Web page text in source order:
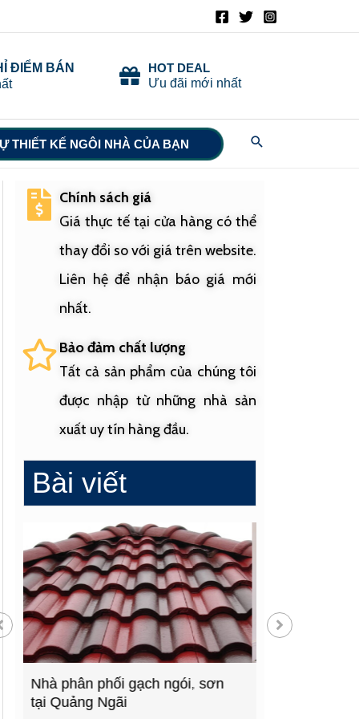
ĐIỂM BÁN
HOT DEAL
Ưu đãi mới nhất
THIẾT KẾ NGÔI NHÀ CỦA BẠN Search
Chính sách giá
Giá thực tế tại cửa hàng có thể
thay đổi so với giá trên website.
Liên hệ để nhận báo giá mới
nhất.
Bảo đảm chất lượng
Tất cả sản phẩm của chúng tôi
được nhập từ những nhà sản
xuất uy tín hàng đầu.
Bài viết
Cửa hàng vật liệu xây dựng
hàng đầu Quảng Ngãi